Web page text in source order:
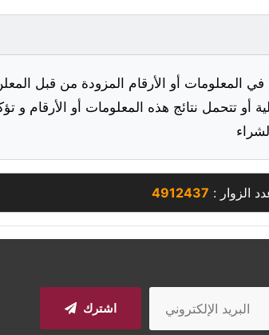
المعلومات أو الأرقام المزودة من قبل
أو تتحمل نتائج هذه المعلومات أو الأرقام و
الزوار : 4912437
اشترك